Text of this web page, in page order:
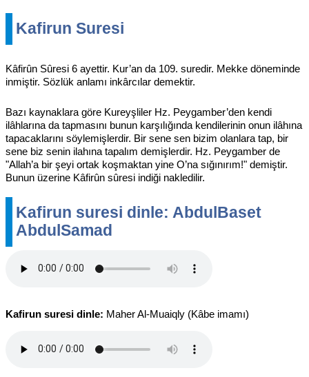
Kafirun Suresi
Kâfirûn Sûresi 6 ayettir. Kur’an da 109. suredir. Mekke döneminde
inmiştir. Sözlük anlamı inkârcılar demektir.
Bazı kaynaklara göre Kureyşliler Hz. Peygamber’den kendi
ilâhlarına da tapmasını bunun karşılığında kendilerinin onun ilâhına
tapacaklarını söylemişlerdir. Bir sene sen bizim olanlara tap, bir
sene biz senin ilahına tapalım demişlerdir. Hz. Peygamber de
"Allah’a bir şeyi ortak koşmaktan yine O’na sığınırım!" demiştir.
Bunun üzerine Kâfirûn sûresi indiği nakledilir.
Kafirun suresi dinle: AbdulBaset
AbdulSamad
Kafirun suresi dinle: Maher Al-Muaiqly (Kâbe imamı)